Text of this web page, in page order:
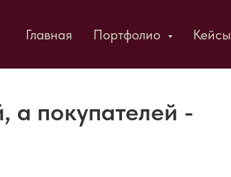
Главная Портфолио Кейсы
а покупателей -